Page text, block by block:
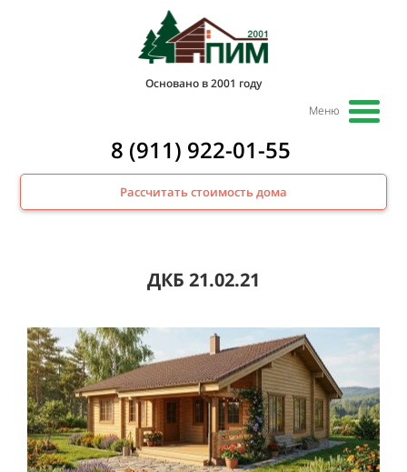
Основано в 2001 году
Меню
8 (911) 922-01-55
Рассчитать стоимость дома
ДКБ 21.02.21